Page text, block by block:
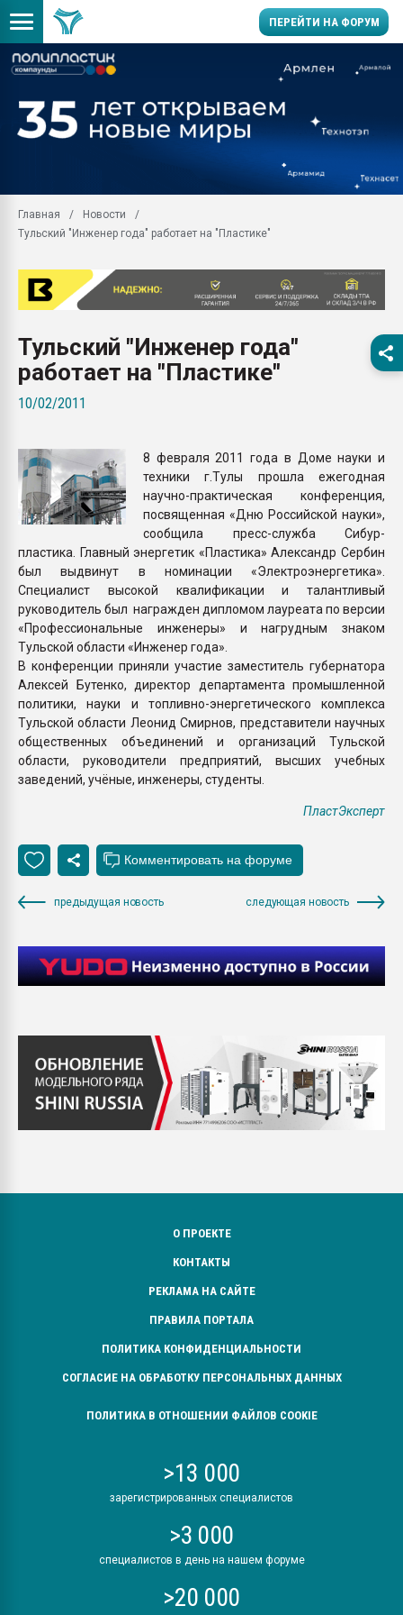
ПЕРЕЙТИ НА ФОРУМ
ближайшее
Подмосковье, Москва
первый план в
бутылок
Материал поверхности
Продам отходы
поликарбоната и АБС-
ПЕРЕЙТИ НА
Главная
Новости
Тульский "Инженер года" работает на "Пластике"
Тульский "Инженер года"
работает на "Пластике"
10/02/2011
8 февраля 2011 года в Доме науки и
техники г.Тулы прошла ежегодная
научно-практическая конференция,
посвященная «Дню Российской науки»,
сообщила пресс-служба Сибур-
пластика. Главный энергетик «Пластика» Александр Сербин
был выдвинут в номинации «Электроэнергетика».
Специалист высокой квалификации и талантливый
руководитель был награжден дипломом лауреата по версии
«Профессиональные инженеры» и нагрудным знаком
Тульской области «Инженер года».
В конференции приняли участие заместитель губернатора
Алексей Бутенко, директор департамента промышленной
политики, науки и топливно-энергетического комплекса
Тульской области Леонид Смирнов, представители научных
общественных объединений и организаций Тульской
области, руководители предприятий, высших учебных
заведений, учёные, инженеры, студенты.
ПластЭксперт
предыдущая новость следующая новость
О ПРОЕКТЕ
КОНТАКТЫ
РЕКЛАМА НА САЙТЕ
ПРАВИЛА ПОРТАЛА
ПОЛИТИКА КОНФИДЕНЦИАЛЬНОСТИ
СОГЛАСИЕ НА ОБРАБОТКУ ПЕРСОНАЛЬНЫХ ДАННЫХ
ПОЛИТИКА В ОТНОШЕНИИ ФАЙЛОВ COOKIE
>13 000
зарегистрированных специалистов
>3 000
специалистов в день на нашем форуме
>20 000